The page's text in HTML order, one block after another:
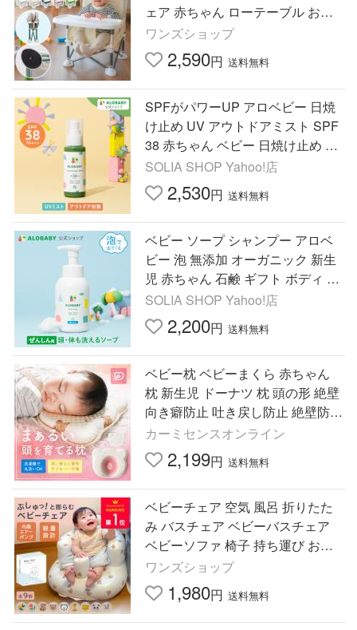
ェア 赤ちゃん ローテーブル おり
たたみ コンパクト 幼児 屋内 屋外
子供 キッズ アウトドア
ワンズショップ
2,590円 送料無料
SPFがパワーUP アロベビー 日焼
け止め UV アウトドアミスト SPF
38 赤ちゃん ベビー 日焼け止め 子
供 UV 虫よけ 無添加 オーガニック
お湯で落とせる
SOLIA SHOP Yahoo!店
2,530円 送料無料
ベビー ソープ シャンプー アロベ
ビー 泡 無添加 オーガニック 新生
児 赤ちゃん 石鹸 ギフト ボディ ソ
ープ 全身 alobaby
SOLIA SHOP Yahoo!店
2,200円 送料無料
ベビー枕 ベビーまくら 赤ちゃん
枕 新生児 ドーナツ 枕 頭の形 絶壁
向き癖防止 吐き戻し防止 絶壁防止
絶壁矯正 頭の形を良くする 赤ちゃ
ん用品 クッション
カーミセンスオンライン
2,199円 送料無料
ベビーチェア 空気 風呂 折りたた
み バスチェア ベビーバスチェア
ベビーソファ 椅子 持ち運び お風
呂 エアー お座り 空気入れ
ワンズショップ
1,980円 送料無料